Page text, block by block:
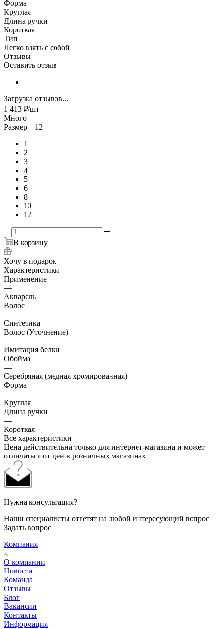
Форма
Круглая
Длина ручки
Короткая
Тип
Легко взять с собой
Отзывы
Оставить отзыв
Загрузка отзывов...
1 413 ₽/шт
Много
Размер—12
1
2
3
4
5
6
8
10
12
В корзину
Хочу в подарок
Характеристики
Применение
—
Акварель
Волос
—
Синтетика
Волос (Уточнение)
—
Имитация белки
Обойма
—
Cеребряная (медная хромированная)
Форма
—
Круглая
Длина ручки
—
Короткая
Все характеристики
Цена действительна только для интернет-магазина и может
отличаться от цен в розничных магазинах
Нужна консультация?
Наши специалисты ответят на любой интересующий вопрос
Задать вопрос
Компания
О компании
Новости
Команда
Отзывы
Блог
Вакансии
Контакты
Информация